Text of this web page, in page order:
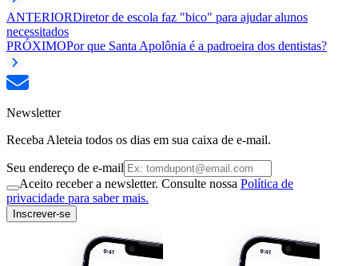
ANTERIORDiretor de escola faz "bico" para ajudar alunos
necessitados
PRÓXIMOPor que Santa Apolônia é a padroeira dos dentistas?
Newsletter
Receba Aleteia todos os dias em sua caixa de e-mail.
Seu endereço de e-mail
Aceito receber a newsletter. Consulte nossa Política de
privacidade para saber mais.
Inscrever-se